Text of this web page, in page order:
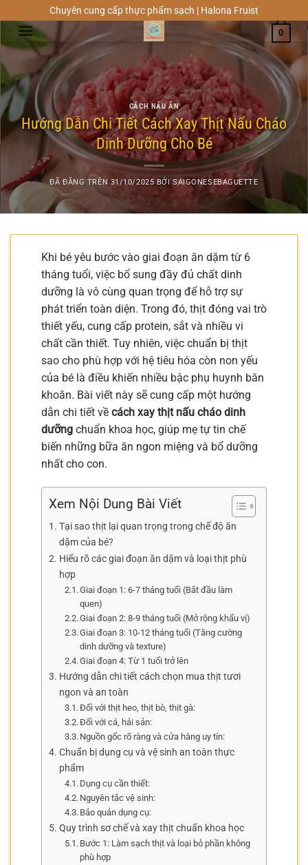
đến
nội
dung
Chuyên cung cấp thực phẩm sạch | Halona Fruist
0
CÁCH NẤU ĂN
Hướng Dẫn Chi Tiết Cách Xay Thịt Nấu Cháo
Dinh Dưỡng Cho Bé
ĐÃ ĐĂNG TRÊN 31/10/2025 BỞISAIGONESEBAGUETTE
Khi bé yêu bước vào giai đoạn ăn dặm từ 6
tháng tuổi, việc bổ sung đầy đủ chất dinh
dưỡng là vô cùng quan trọng để hỗ trợ sự
phát triển toàn diện. Trong đó, thịt đóng vai trò
thiết yếu, cung cấp protein, sắt và nhiều vi
chất cần thiết. Tuy nhiên, việc chuẩn bị thịt
sao cho phù hợp với hệ tiêu hóa còn non yếu
của bé là điều khiến nhiều bậc phụ huynh băn
khoăn. Bài viết này sẽ cung cấp một hướng
dẫn chi tiết về cách xay thịt nấu cháo dinh
dưỡng chuẩn khoa học, giúp mẹ tự tin chế
biến những bữa ăn ngon miệng và bổ dưỡng
nhất cho con.
Xem Nội Dung Bài Viết
Tại sao thịt lại quan trọng trong chế độ ăn
dặm của bé?
Hiểu rõ các giai đoạn ăn dặm và loại thịt phù
hợp
Giai đoạn 1: 6-7 tháng tuổi (Bắt đầu làm
quen)
Giai đoạn 2: 8-9 tháng tuổi (Mở rộng khẩu vị)
Giai đoạn 3: 10-12 tháng tuổi (Tăng cường
dinh dưỡng và texture)
Giai đoạn 4: Từ 1 tuổi trở lên
Hướng dẫn chi tiết cách chọn mua thịt tươi
ngon và an toàn
Đối với thịt heo, thịt bò, thịt gà:
Đối với cá, hải sản:
Nguồn gốc rõ ràng và cửa hàng uy tín:
Chuẩn bị dụng cụ và vệ sinh an toàn thực
phẩm
Dụng cụ cần thiết:
Nguyên tắc vệ sinh:
Bảo quản dụng cụ:
Quy trình sơ chế và xay thịt chuẩn khoa học
Bước 1: Làm sạch thịt và loại bỏ phần không
phù hợp